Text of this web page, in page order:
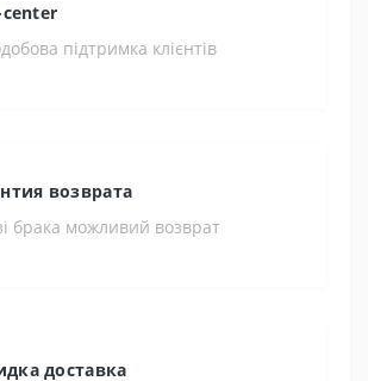
center
підтримка клієнтів
возврата
брака можливий возврат
доставка